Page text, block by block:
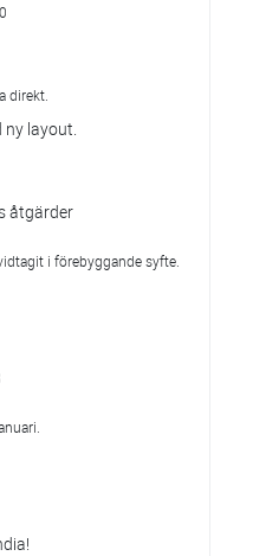
direkt.
layout.
åtgärder
i förebyggande syfte.